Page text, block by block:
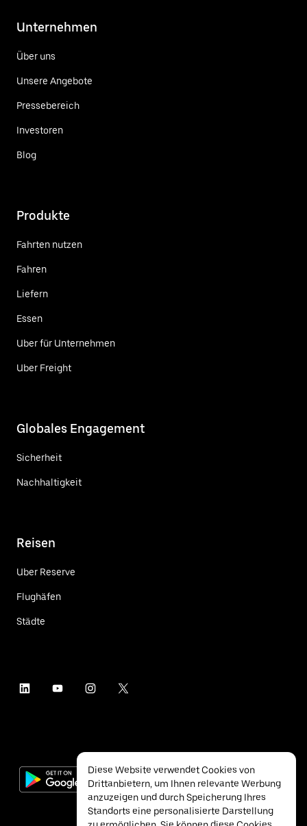
Unternehmen
Über uns
Unsere Angebote
Pressebereich
Investoren
Blog
Produkte
Fahrten nutzen
Fahren
Liefern
Essen
Uber für Unternehmen
Uber Freight
Globales Engagement
Sicherheit
Nachhaltigkeit
Reisen
Uber Reserve
Flughäfen
Städte
Diese Website verwendet Cookies von
Drittanbietern, um Ihnen relevante Werbung
anzuzeigen und durch Speicherung Ihres
Standorts eine personalisierte Darstellung